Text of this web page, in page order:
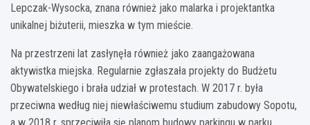
Lepczak-Wysocka, znana również jako malarka i projektantka
unikalnej biżuterii, mieszka w tym mieście.
Na przestrzeni lat zasłynęła również jako zaangażowana
aktywistka miejska. Regularnie zgłaszała projekty do Budżetu
Obywatelskiego i brała udział w protestach. W 2017 r. była
przeciwna według niej niewłaściwemu studium zabudowy Sopotu,